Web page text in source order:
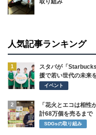
人気記事ランキング
1
スタバが「
援で若い世代の未来
イベント
2
「花火とエコは相
計68万個を売るまで
SDGsの取り組み